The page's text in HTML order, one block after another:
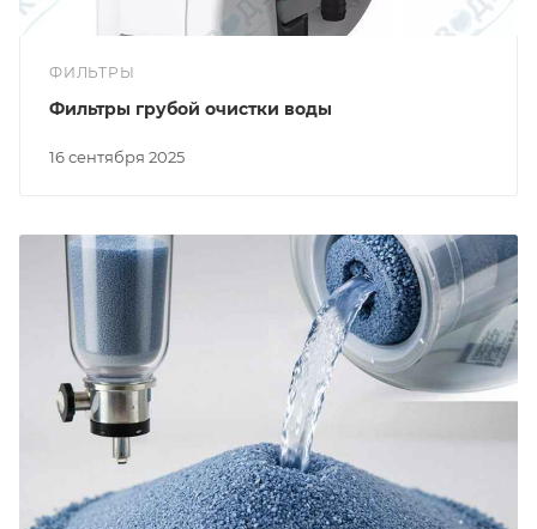
ФИЛЬТРЫ
16 сентября 2025
Фильтры грубой очистки воды